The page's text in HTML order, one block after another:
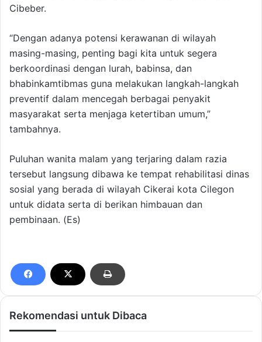
Cibeber.
“Dengan adanya potensi kerawanan di wilayah
masing-masing, penting bagi kita untuk segera
berkoordinasi dengan lurah, babinsa, dan
bhabinkamtibmas guna melakukan langkah-langkah
preventif dalam mencegah berbagai penyakit
masyarakat serta menjaga ketertiban umum,”
tambahnya.
Puluhan wanita malam yang terjaring dalam razia
tersebut langsung dibawa ke tempat rehabilitasi dinas
sosial yang berada di wilayah Cikerai kota Cilegon
untuk didata serta di berikan himbauan dan
pembinaan. (Es)
Rekomendasi untuk Dibaca